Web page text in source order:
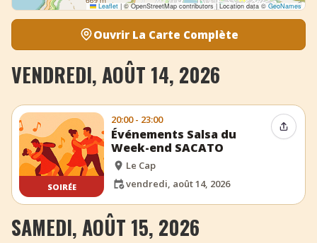
Leaflet | © OpenStreetMap contributors | Location data ©GeoNames
Ouvrir La Carte Complète
VENDREDI, AOÛT 14, 2026
SOIRÉE
20:00 - 23:00
Événements Salsa du
Week-end SACATO
Le Cap
vendredi, août 14, 2026
SAMEDI, AOÛT 15, 2026